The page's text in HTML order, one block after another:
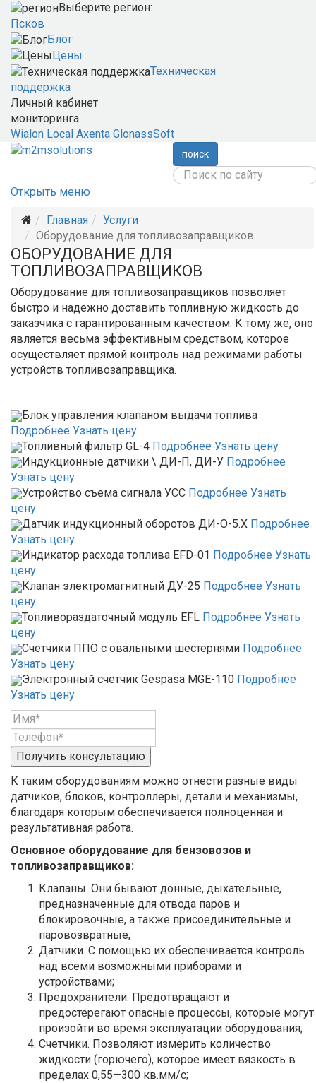
Выберите регион:
Псков
Блог
Цены
Техническая
поддержка
Личный кабинет
мониторинга
Wialon Local Axenta GlonassSoft
поиск
Открыть меню
Главная
Услуги
Оборудование для топливозаправщиков
ОБОРУДОВАНИЕ ДЛЯ
ТОПЛИВОЗАПРАВЩИКОВ
Оборудование для топливозаправщиков позволяет
быстро и надежно доставить топливную жидкость до
заказчика с гарантированным качеством. К тому же, оно
является весьма эффективным средством, которое
осуществляет прямой контроль над режимами работы
устройств топливозаправщика.
Блок управления клапаном выдачи топлива
Подробнее Узнать цену
Топливный фильтр GL-4 Подробнее Узнать цену
Индукционные датчики \ ДИ-П, ДИ-У Подробнее
Узнать цену
Устройство съема сигнала УСС Подробнее Узнать
цену
Датчик индукционный оборотов ДИ-О-5.Х Подробнее
Узнать цену
Индикатор расхода топлива EFD-01 Подробнее Узнать
цену
Клапан электромагнитный ДУ-25 Подробнее Узнать
цену
Топливораздаточный модуль EFL Подробнее Узнать
цену
Счетчики ППО с овальными шестернями Подробнее
Узнать цену
Электронный счетчик Gespasa MGE-110 Подробнее
Узнать цену
Получить консультацию
К таким оборудованиям можно отнести разные виды
датчиков, блоков, контроллеры, детали и механизмы,
благодаря которым обеспечивается полноценная и
результативная работа.
Основное оборудование для бензовозов и
топливозаправщиков:
Клапаны. Они бывают донные, дыхательные,
предназначенные для отвода паров и
блокировочные, а также присоединительные и
паровозвратные;
Датчики. С помощью их обеспечивается контроль
над всеми возможными приборами и
устройствами;
Предохранители. Предотвращают и
предостерегают опасные процессы, которые могут
произойти во время эксплуатации оборудования;
Счетчики. Позволяют измерить количество
жидкости (горючего), которое имеет вязкость в
пределах 0,55—300 кв.мм/с;